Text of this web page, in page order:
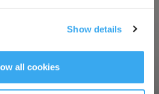
Show details
all cookies
le paiement dépasse 1000 €.